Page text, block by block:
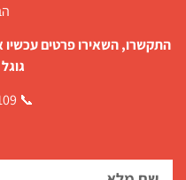
התקשרו, השאירו פרטים עכשיו
📞 052-2508109